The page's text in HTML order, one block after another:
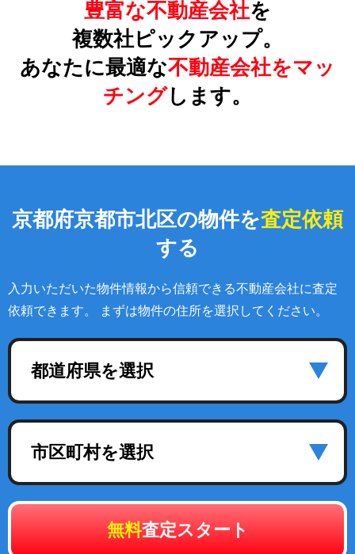
豊富な不動産会社を
複数社ピックアップ。
あなたに最適な不動産会社をマッ
チングします。
京都府京都市北区の物件を査定依頼
する
入力いただいた物件情報から信頼できる不動産会社に査定
依頼できます。 まずは物件の住所を選択してください。
都道府県を選択
市区町村を選択
無料査定スタート